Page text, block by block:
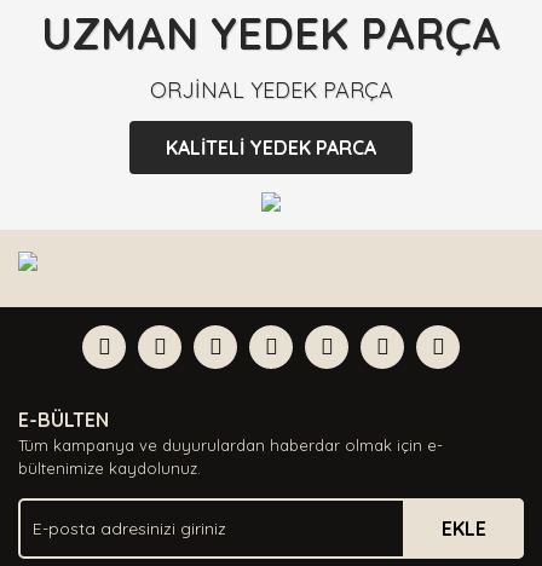
UZMAN YEDEK PARÇA
ORJİNAL YEDEK PARÇA
KALİTELİ YEDEK PARCA
E-BÜLTEN
Tüm kampanya ve duyurulardan haberdar olmak için e-
bültenimize kaydolunuz.
EKLE